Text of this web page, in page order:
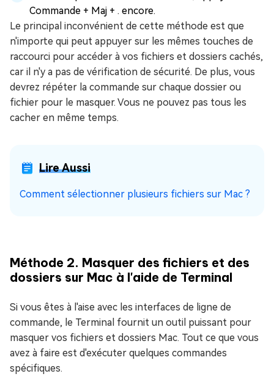
Commande + Maj + . encore.
Le principal inconvénient de cette méthode est que
n'importe qui peut appuyer sur les mêmes touches de
raccourci pour accéder à vos fichiers et dossiers cachés,
car il n'y a pas de vérification de sécurité. De plus, vous
devrez répéter la commande sur chaque dossier ou
fichier pour le masquer. Vous ne pouvez pas tous les
cacher en même temps.
Lire Aussi
Comment sélectionner plusieurs fichiers sur Mac ?
Méthode 2. Masquer des fichiers et des
dossiers sur Mac à l'aide de Terminal
Si vous êtes à l'aise avec les interfaces de ligne de
commande, le Terminal fournit un outil puissant pour
masquer vos fichiers et dossiers Mac. Tout ce que vous
avez à faire est d'exécuter quelques commandes
spécifiques.